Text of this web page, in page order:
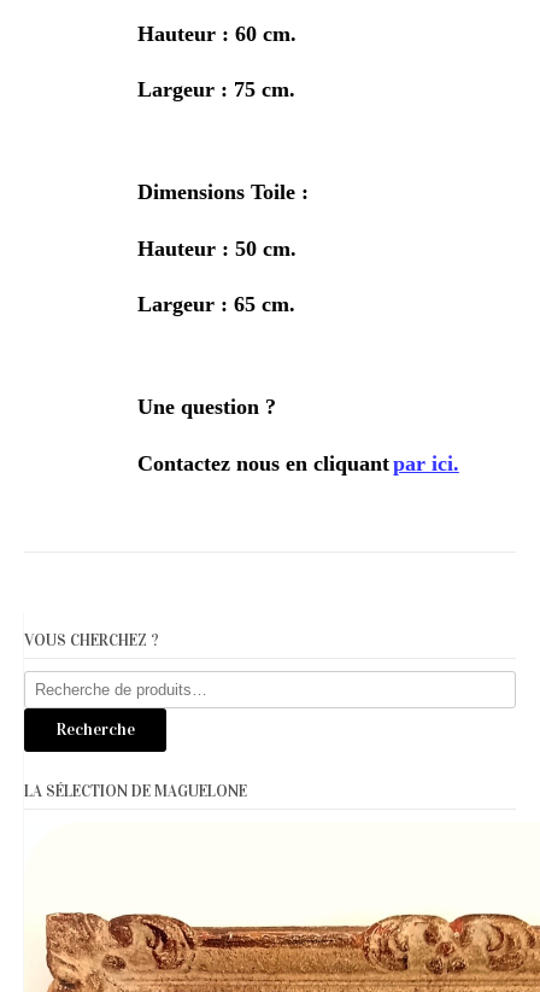
Hauteur : 60 cm.
Largeur : 75 cm.
Dimensions Toile :
Hauteur : 50 cm.
Largeur : 65 cm.
Une question ?
Contactez nous en cliquantpar ici.
VOUS CHERCHEZ ?
Recherche
pour :
Recherche
LA SÉLECTION DE MAGUELONE